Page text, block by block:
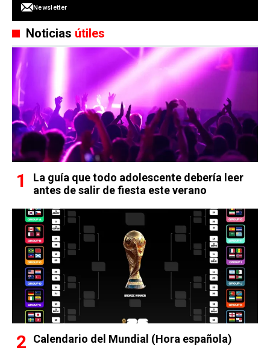
Newsletter
Noticias útiles
La guía que todo adolescente debería leer
antes de salir de fiesta este verano
Calendario del Mundial (Hora española)